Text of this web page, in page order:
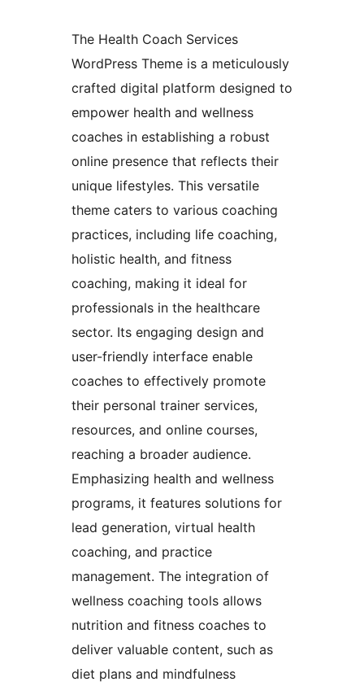
The Health Coach Services
WordPress Theme is a meticulously
crafted digital platform designed to
empower health and wellness
coaches in establishing a robust
online presence that reflects their
unique lifestyles. This versatile
theme caters to various coaching
practices, including life coaching,
holistic health, and fitness
coaching, making it ideal for
professionals in the healthcare
sector. Its engaging design and
user-friendly interface enable
coaches to effectively promote
their personal trainer services,
resources, and online courses,
reaching a broader audience.
Emphasizing health and wellness
programs, it features solutions for
lead generation, virtual health
coaching, and practice
management. The integration of
wellness coaching tools allows
nutrition and fitness coaches to
deliver valuable content, such as
diet plans and mindfulness